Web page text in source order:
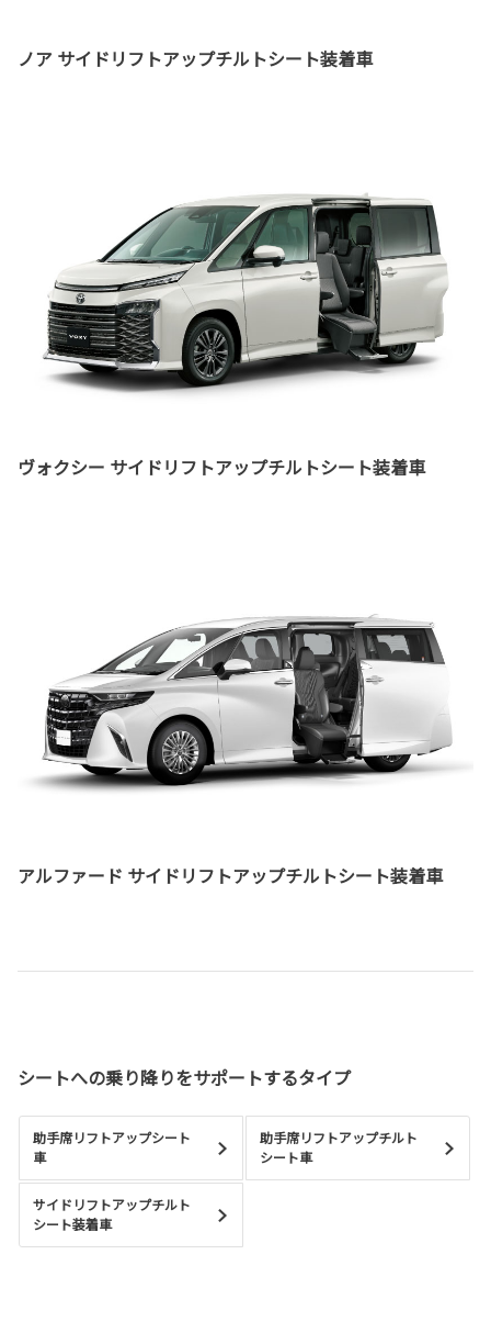
ノア サイドリフトアップチルトシート装着車
ヴォクシー サイドリフトアップチルトシート装着車
アルファード サイドリフトアップチルトシート装着車
シートへの乗り降りをサポートするタイプ
助手席リフトアップシート
車
助手席リフトアップチルト
シート車
サイドリフトアップチルト
シート装着車